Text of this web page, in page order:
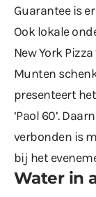
Guarantee is
Ook lokale
New York
Munten
presenteert
‘Paol 60’.
verbonden is
bij het
Water in